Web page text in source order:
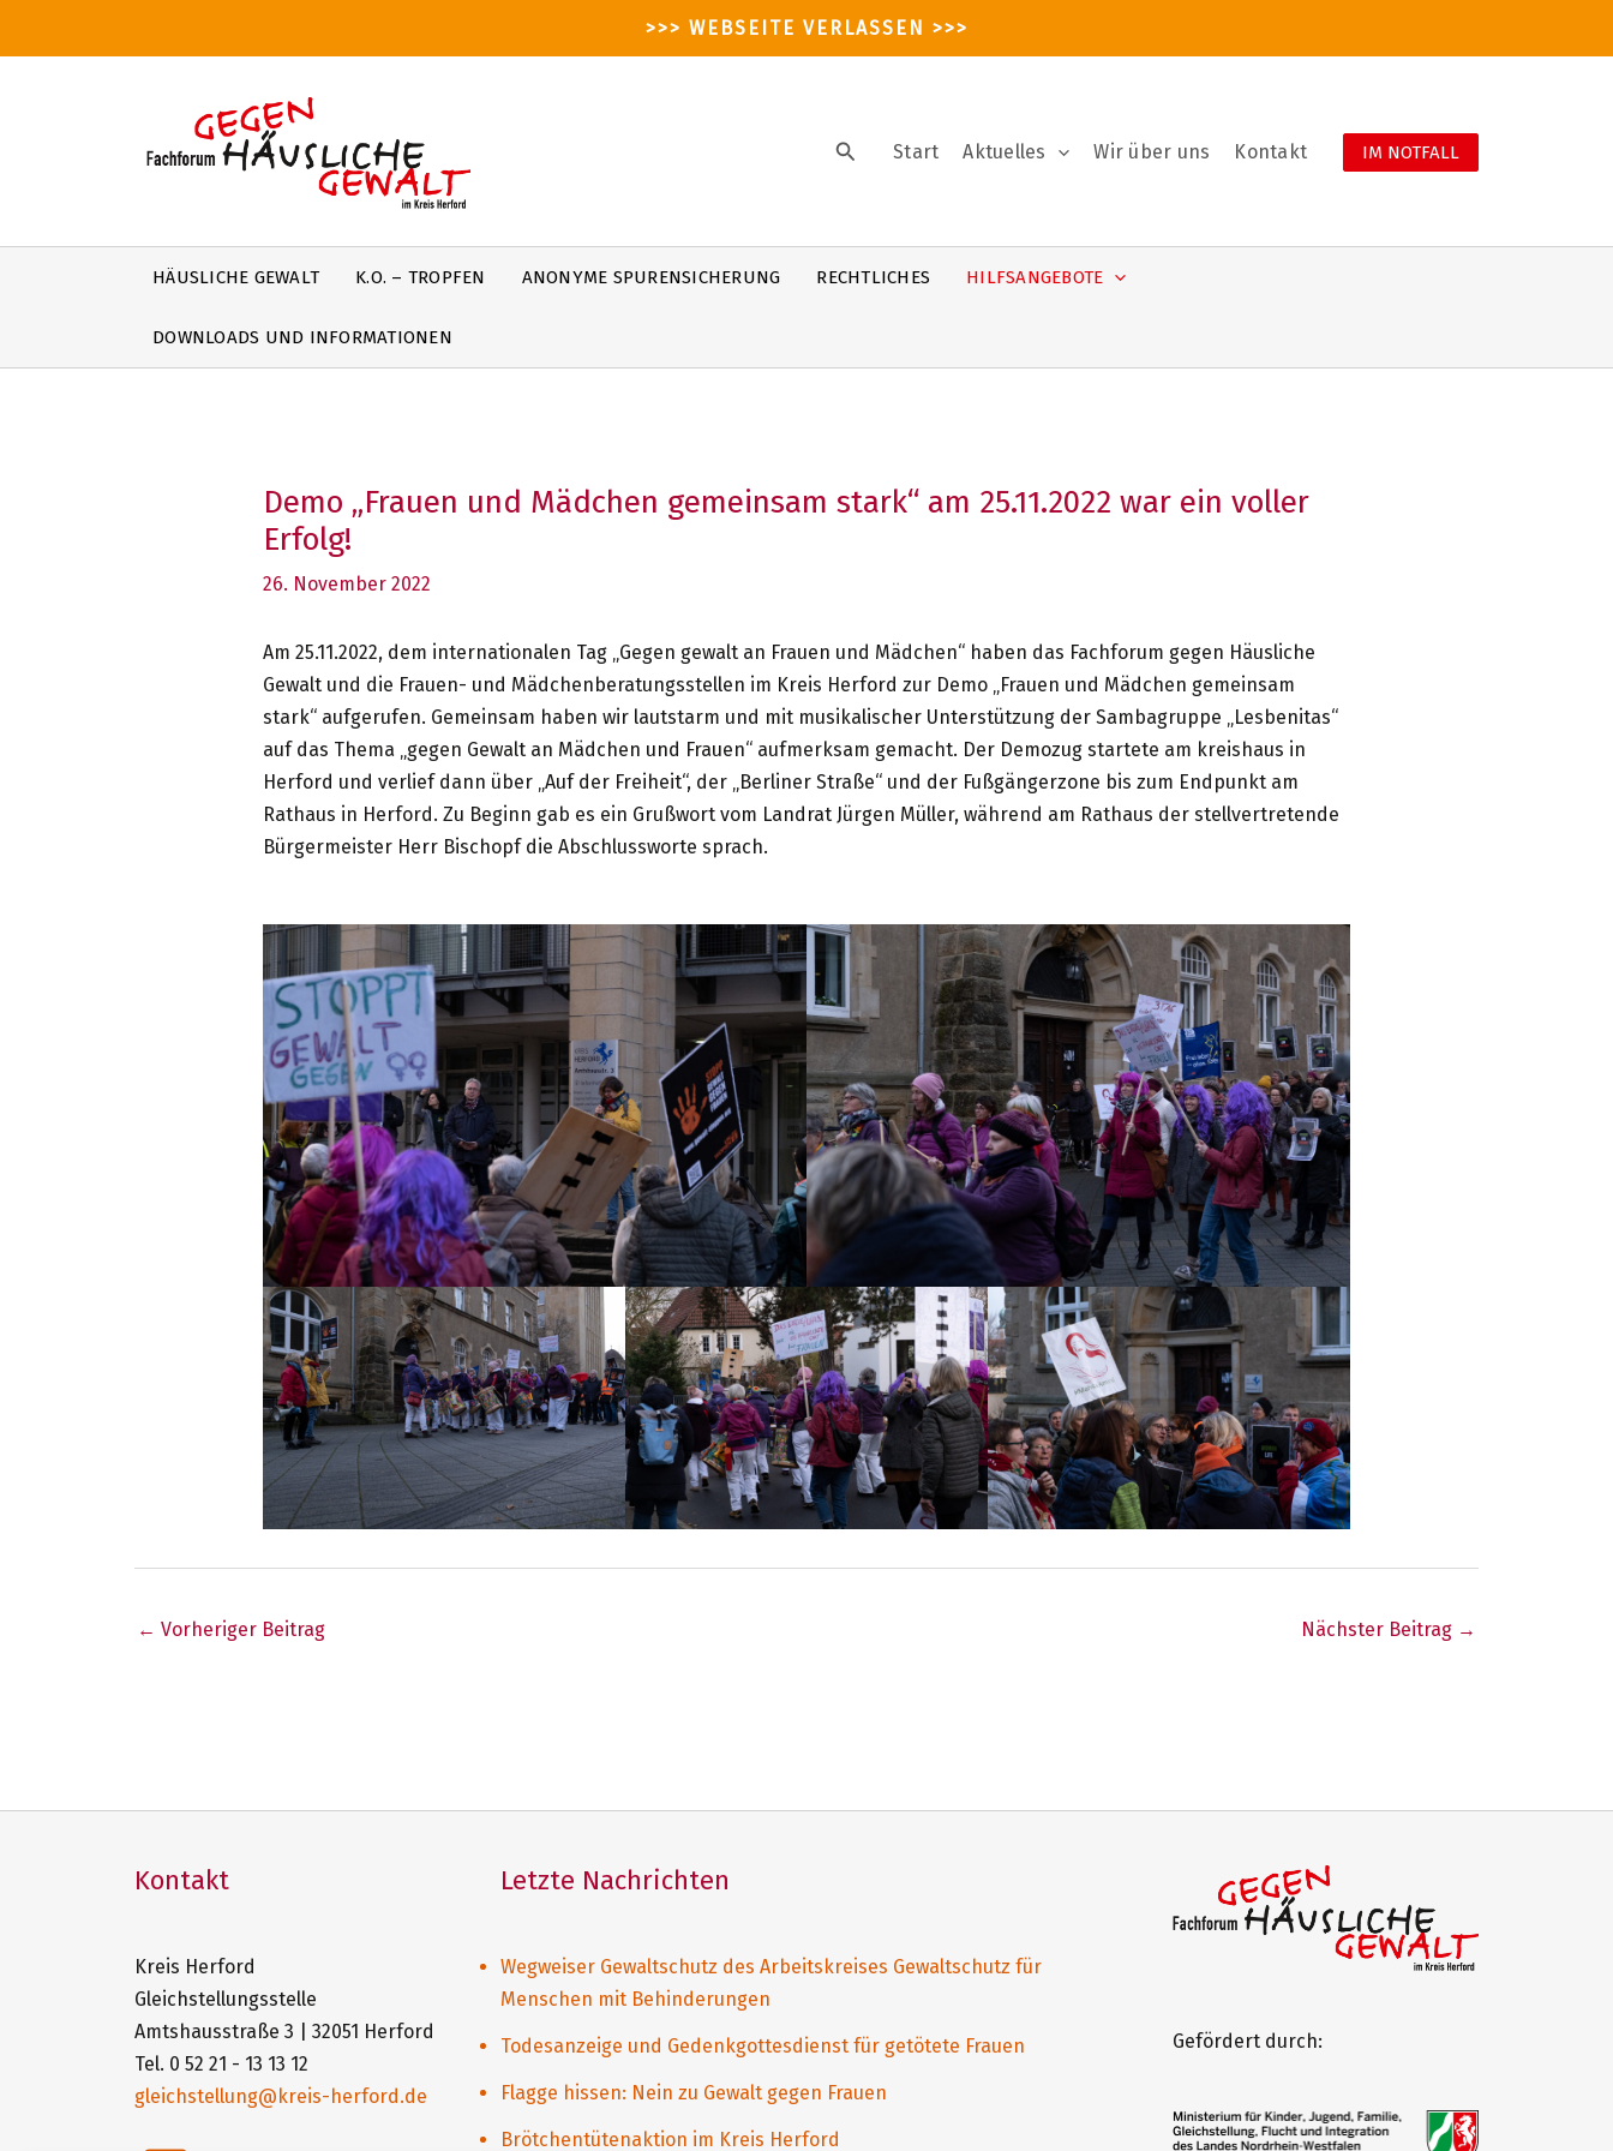
>>> WEBSEITE VERLASSEN >>>
SuchenStart Aktuelles Wir über uns Kontakt IM NOTFALL
HÄUSLICHE GEWALT K.O. – TROPFEN ANONYME SPURENSICHERUNG RECHTLICHES HILFSANGEBOTE
DOWNLOADS UND INFORMATIONEN
Demo „Frauen und Mädchen gemeinsam stark“ am 25.11.2022 war ein voller
Erfolg!
26. November 2022
Am 25.11.2022, dem internationalen Tag „Gegen gewalt an Frauen und Mädchen“ haben das Fachforum gegen Häusliche
Gewalt und die Frauen- und Mädchenberatungsstellen im Kreis Herford zur Demo „Frauen und Mädchen gemeinsam
stark“ aufgerufen. Gemeinsam haben wir lautstarm und mit musikalischer Unterstützung der Sambagruppe „Lesbenitas“
auf das Thema „gegen Gewalt an Mädchen und Frauen“ aufmerksam gemacht. Der Demozug startete am kreishaus in
Herford und verlief dann über „Auf der Freiheit“, der „Berliner Straße“ und der Fußgängerzone bis zum Endpunkt am
Rathaus in Herford. Zu Beginn gab es ein Grußwort vom Landrat Jürgen Müller, während am Rathaus der stellvertretende
Bürgermeister Herr Bischopf die Abschlussworte sprach.
Beitragsnavigation
← Vorheriger Beitrag Nächster Beitrag →
Kontakt
Kreis Herford
Gleichstellungsstelle
Amtshausstraße 3 | 32051 Herford
Tel. 0 52 21 - 13 13 12
gleichstellung@kreis-herford.de
Letzte Nachrichten
Wegweiser Gewaltschutz des Arbeitskreises Gewaltschutz für
Menschen mit Behinderungen
Todesanzeige und Gedenkgottesdienst für getötete Frauen
Flagge hissen: Nein zu Gewalt gegen Frauen
Brötchentütenaktion im Kreis Herford
Gefördert durch: